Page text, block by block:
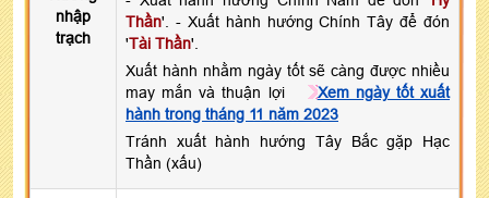
nhập
trạch
Thần'. - Xuất hành hướng Chính Tây để đón
'Tài Thần'.
Xuất hành nhằm ngày tốt sẽ càng được nhiều
may mắn và thuận lợi
Xem ngày tốt xuất
hành trong tháng 11 năm 2023
Tránh xuất hành hướng Tây Bắc gặp Hạc
Thần (xấu)